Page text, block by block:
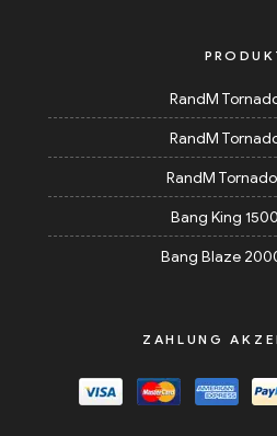
RandM
RandM
RandM
Bang King
Bang Blaze
ZAHLUNG